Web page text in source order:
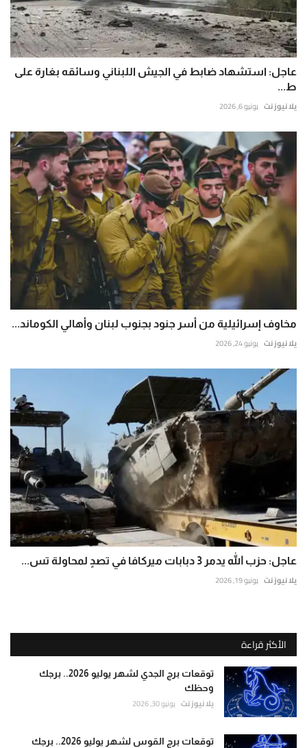
عاجل: استشهاد ضابط في الجيش اللبناني وسائقه بغارة على
ط...
يلا نيوز نت يونيو 6, 2026
مخاوف إسرائيلية من أسر جنود بجنوب لبنان وأهالي الكوماند...
يلا نيوز نت يونيو 24, 2026
عاجل: حزب الله يدمر 3 دبابات ميركافا في تصدٍ لمحاولة تس...
يلا نيوز نت يونيو 19, 2026
الأكثر قراءة
توقعات برج الجدي لشهر يوليو 2026.. برجك
وحظك
يلا نيوز نت يونيو 30, 2026
توقعات برج القوس لشهر يوليو 2026.. برجك